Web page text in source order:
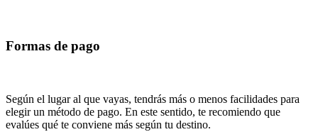
Formas de pago
Según el lugar al que vayas, tendrás más o menos facilidades para
elegir un método de pago. En este sentido, te recomiendo que
evalúes qué te conviene más según tu destino.